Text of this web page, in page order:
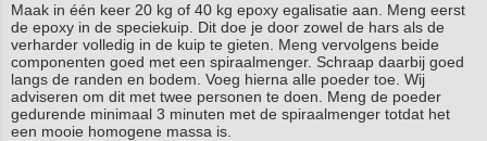
Maak in één keer 20 kg of 40 kg epoxy egalisatie aan. Meng eerst
de epoxy in de speciekuip. Dit doe je door zowel de hars als de
verharder volledig in de kuip te gieten. Meng vervolgens beide
componenten goed met een spiraalmenger. Schraap daarbij goed
langs de randen en bodem. Voeg hierna alle poeder toe. Wij
adviseren om dit met twee personen te doen. Meng de poeder
gedurende minimaal 3 minuten met de spiraalmenger totdat het
een mooie homogene massa is.